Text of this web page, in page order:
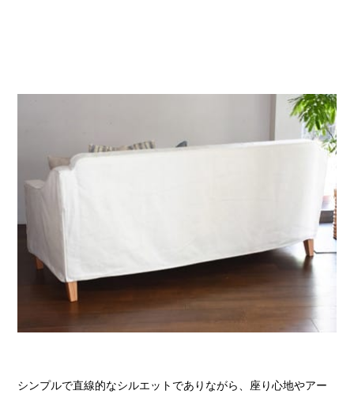
シンプルで直線的なシルエットでありながら、座り心地やアー